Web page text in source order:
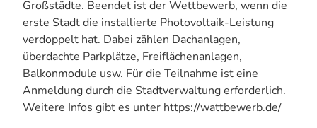
Großstädte. Beendet ist der Wettbewerb, wenn die
erste Stadt die installierte Photovoltaik-Leistung
verdoppelt hat. Dabei zählen Dachanlagen,
überdachte Parkplätze, Freiflächenanlagen,
Balkonmodule usw. Für die Teilnahme ist eine
Anmeldung durch die Stadtverwaltung erforderlich.
Weitere Infos gibt es unter https://wattbewerb.de/